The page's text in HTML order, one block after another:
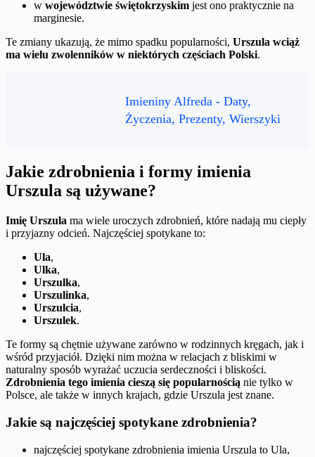
w województwie świętokrzyskim jest ono praktycznie na
marginesie.
Te zmiany ukazują, że mimo spadku popularności, Urszula wciąż
ma wielu zwolenników w niektórych częściach Polski.
Imieniny Alfreda - Daty,
Życzenia, Prezenty, Wierszyki
Jakie zdrobnienia i formy imienia
Urszula są używane?
Imię Urszula ma wiele uroczych zdrobnień, które nadają mu ciepły
i przyjazny odcień. Najczęściej spotykane to:
Ula,
Ulka,
Urszulka,
Urszulinka,
Urszulcia,
Urszulek.
Te formy są chętnie używane zarówno w rodzinnych kręgach, jak i
wśród przyjaciół. Dzięki nim można w relacjach z bliskimi w
naturalny sposób wyrażać uczucia serdeczności i bliskości.
Zdrobnienia tego imienia cieszą się popularnością nie tylko w
Polsce, ale także w innych krajach, gdzie Urszula jest znane.
Jakie są najczęściej spotykane zdrobnienia?
najczęściej spotykane zdrobnienia imienia Urszula to Ula,